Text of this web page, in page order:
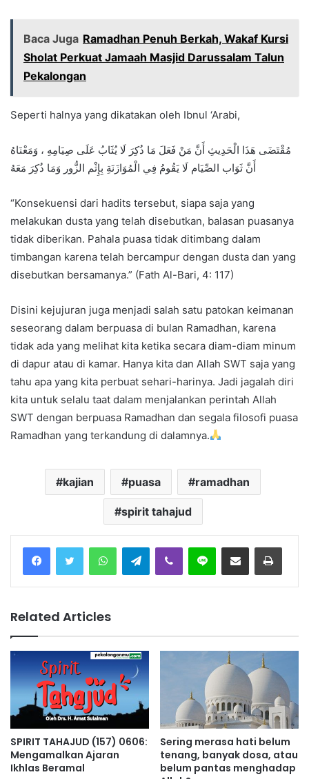
Baca Juga Ramadhan Penuh Berkah, Wakaf Kursi
Sholat Perkuat Jamaah Masjid Darussalam Talun
Pekalongan
Seperti halnya yang dikatakan oleh Ibnul ‘Arabi,
مُقْتَضَى هَذَا الْحَدِيثِ أَنَّ مَنْ فَعَلَ مَا ذُكِرَ لَا يُثَابُ عَلَى صِيَامِهِ ، وَمَعْنَاهُ
أَنَّ ثَوَاب الصِّيَام لَا يَقُومُ فِي الْمُوَازَنَةِ بِإِثْم الزُّور وَمَا ذُكِرَ مَعَهُ
“Konsekuensi dari hadits tersebut, siapa saja yang
melakukan dusta yang telah disebutkan, balasan puasanya
tidak diberikan. Pahala puasa tidak ditimbang dalam
timbangan karena telah bercampur dengan dusta dan yang
disebutkan bersamanya.” (Fath Al-Bari, 4: 117)
Disini kejujuran juga menjadi salah satu patokan keimanan
seseorang dalam berpuasa di bulan Ramadhan, karena
tidak ada yang melihat kita ketika secara diam-diam minum
di dapur atau di kamar. Hanya kita dan Allah SWT saja yang
tahu apa yang kita perbuat sehari-harinya. Jadi jagalah diri
kita untuk selalu taat dalam menjalankan perintah Allah
SWT dengan berpuasa Ramadhan dan segala filosofi puasa
Ramadhan yang terkandung di dalamnya.
kajian puasa ramadhan
spirit tahajud
Telegram
Related Articles
SPIRIT TAHAJUD (157) 0606:
Mengamalkan Ajaran
Ikhlas Beramal
Sering merasa hati belum
tenang, banyak dosa, atau
belum pantas menghadap